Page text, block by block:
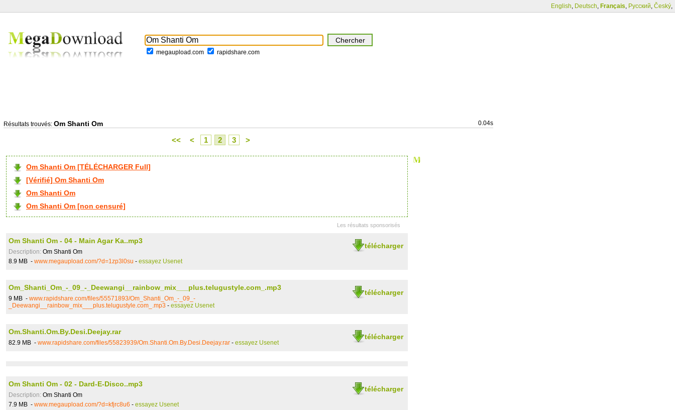
English, Deutsch, Français, Русский, Český,
megaupload.com rapidshare.com
Résultats trouvés: Om Shanti Om 0.04s
<< < 1 2 3 >
Om Shanti Om [TÉLÉCHARGER Full]
[Vérifié] Om Shanti Om
Om Shanti Om
Om Shanti Om [non censuré]
Les résultats sponsorisés
télécharger
Om Shanti Om - 04 - Main Agar Ka..mp3
Description: Om Shanti Om
8.9 MB - www.megaupload.com/?d=1zp3l0su - essayez Usenet
télécharger
Om_Shanti_Om_-_09_-_Deewangi__rainbow_mix___plus.telugustyle.com_.mp3
9 MB - www.rapidshare.com/files/55571893/Om_Shanti_Om_-_09_-
_Deewangi__rainbow_mix___plus.telugustyle.com_.mp3 - essayez Usenet
télécharger
Om.Shanti.Om.By.Desi.Deejay.rar
82.9 MB - www.rapidshare.com/files/55823939/Om.Shanti.Om.By.Desi.Deejay.rar - essayez Usenet
télécharger
Om Shanti Om - 02 - Dard-E-Disco..mp3
Description: Om Shanti Om
7.9 MB - www.megaupload.com/?d=kfjrc8u6 - essayez Usenet